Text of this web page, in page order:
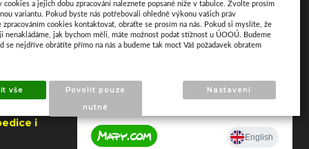
i
Mapa
a jejich dobu zpracování naleznete popsané níže v tabulce. Zvolte prosím
variantu. Pokud byste nás potřebovali ohledně výkonu vašich práv
zpracováním cookies kontaktovat, obraťte se prosím na nás. Pokud si myslíte, že
nenakládáme, jak bychom měli, máte možnost podat stížnost u ÚOOÚ. Budeme
se nejdříve obrátíte přímo na nás a budeme tak moct Váš požadavek obratem
vše
Povolit pouze
nutné
Nastavení